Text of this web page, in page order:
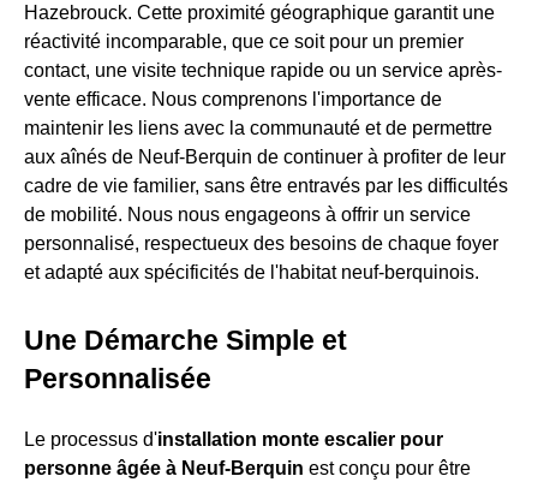
Hazebrouck. Cette proximité géographique garantit une
réactivité incomparable, que ce soit pour un premier
contact, une visite technique rapide ou un service après-
vente efficace. Nous comprenons l'importance de
maintenir les liens avec la communauté et de permettre
aux aînés de Neuf-Berquin de continuer à profiter de leur
cadre de vie familier, sans être entravés par les difficultés
de mobilité. Nous nous engageons à offrir un service
personnalisé, respectueux des besoins de chaque foyer
et adapté aux spécificités de l'habitat neuf-berquinois.
Une Démarche Simple et
Personnalisée
Le processus d'installation monte escalier pour
personne âgée à Neuf-Berquin est conçu pour être